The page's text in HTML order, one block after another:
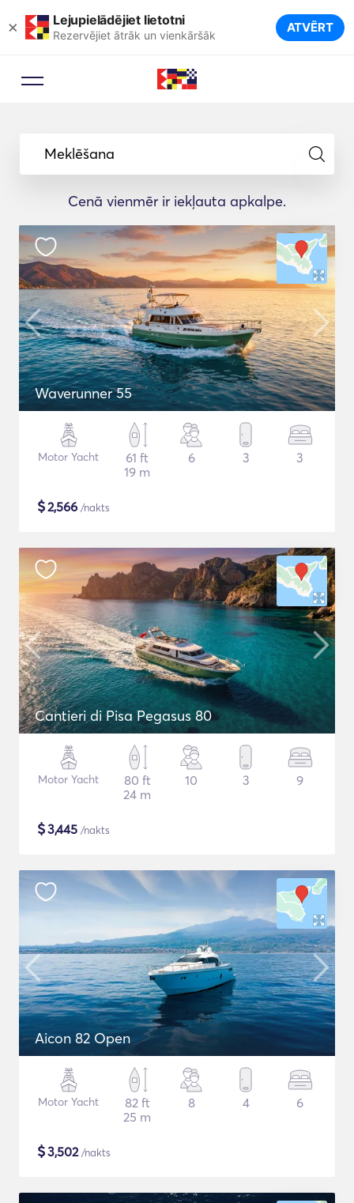
× Lejupielādējiet lietotni
Rezervējiet ātrāk un vienkāršāk ATVĒRT
Meklēšana
Cenā vienmēr ir iekļauta apkalpe.
Waverunner 55
Motor Yacht
61 ft
19 m
6 3 3
$2,566 /nakts
Cantieri di Pisa Pegasus 80
Motor Yacht
80 ft
24 m
10 3 9
$3,445 /nakts
Aicon 82 Open
Motor Yacht
82 ft
25 m
8 4 6
$3,502/nakts